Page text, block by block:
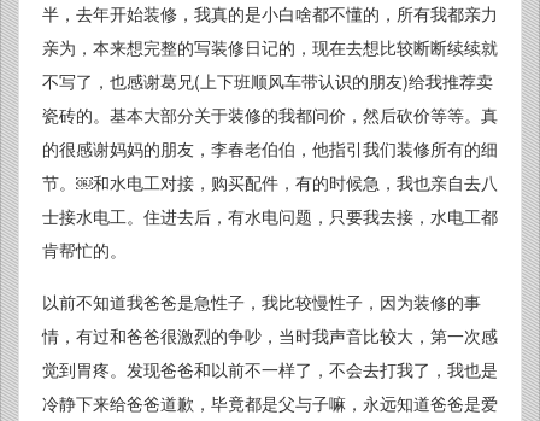
半，去年开始装修，我真的是小白啥都不懂的，所有我都亲力
亲为，本来想完整的写装修日记的，现在去想比较断断续续就
不写了，也感谢葛兄(上下班顺风车带认识的朋友)给我推荐卖
瓷砖的。基本大部分关于装修的我都问价，然后砍价等等。真
的很感谢妈妈的朋友，李春老伯伯，他指引我们装修所有的细
节。￼和水电工对接，购买配件，有的时候急，我也亲自去八
士接水电工。住进去后，有水电问题，只要我去接，水电工都
肯帮忙的。
以前不知道我爸爸是急性子，我比较慢性子，因为装修的事
情，有过和爸爸很激烈的争吵，当时我声音比较大，第一次感
觉到胃疼。发现爸爸和以前不一样了，不会去打我了，我也是
冷静下来给爸爸道歉，毕竟都是父与子嘛，永远知道爸爸是爱